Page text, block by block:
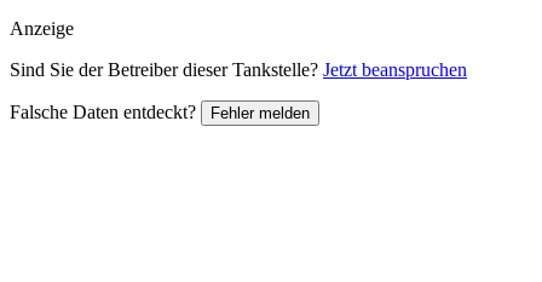
Anzeige
Sind Sie der Betreiber dieser Tankstelle? Jetzt beanspruchen
Falsche Daten entdeckt? Fehler melden